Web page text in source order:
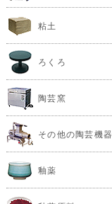
粘土
ろくろ
陶芸窯
その他の陶芸機器
釉薬